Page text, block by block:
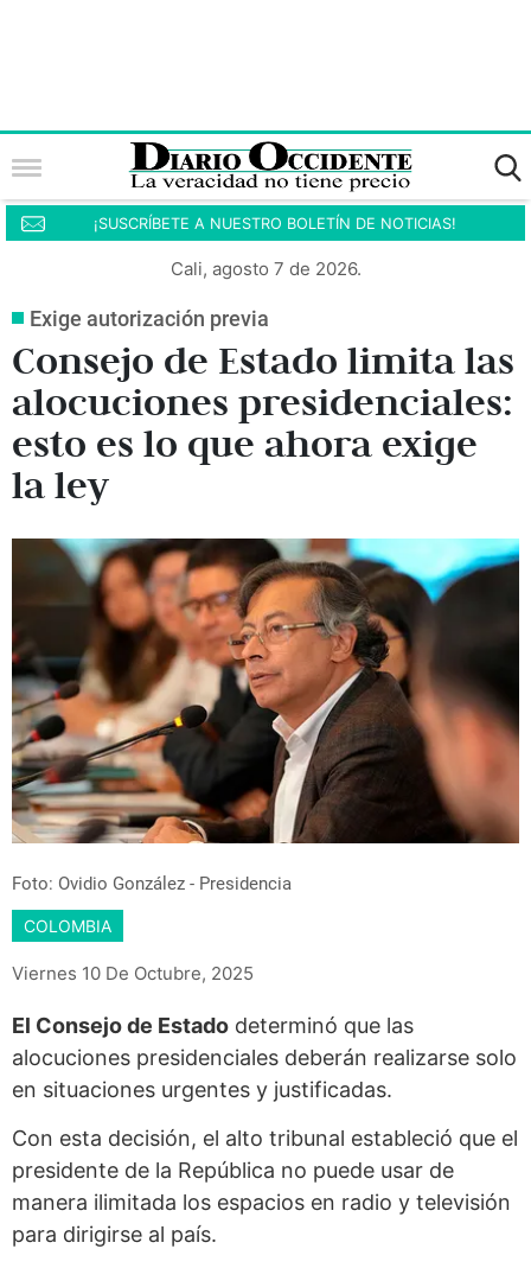
¡SUSCRÍBETE A NUESTRO BOLETÍN DE NOTICIAS!
Cali, agosto 7 de 2026.
Exige autorización previa
Consejo de Estado limita las
alocuciones presidenciales:
esto es lo que ahora exige
la ley
Foto: Ovidio González - Presidencia
COLOMBIA
Viernes 10 De Octubre, 2025
El Consejo de Estado determinó que las
alocuciones presidenciales deberán realizarse solo
en situaciones urgentes y justificadas.
Con esta decisión, el alto tribunal estableció que el
presidente de la República no puede usar de
manera ilimitada los espacios en radio y televisión
para dirigirse al país.